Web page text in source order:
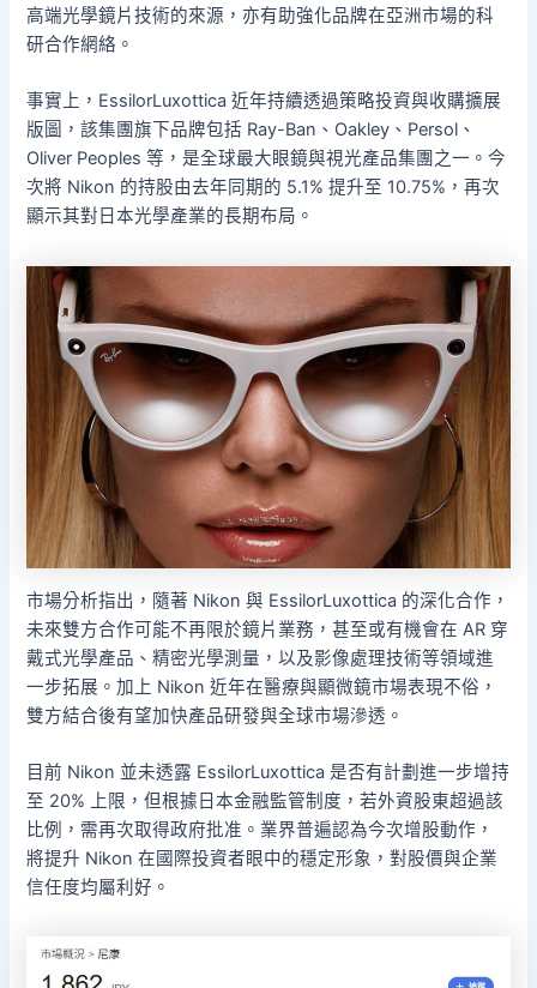
高端光學鏡片技術的來源，亦有助強化品牌在亞洲市場的科
研合作網絡。
事實上，EssilorLuxottica 近年持續透過策略投資與收購擴展
版圖，該集團旗下品牌包括 Ray-Ban、Oakley、Persol、
Oliver Peoples 等，是全球最大眼鏡與視光產品集團之一。今
次將 Nikon 的持股由去年同期的 5.1% 提升至 10.75%，再次
顯示其對日本光學產業的長期布局。
市場分析指出，隨著 Nikon 與 EssilorLuxottica 的深化合作，
未來雙方合作可能不再限於鏡片業務，甚至或有機會在 AR 穿
戴式光學產品、精密光學測量，以及影像處理技術等領域進
一步拓展。加上 Nikon 近年在醫療與顯微鏡市場表現不俗，
雙方結合後有望加快產品研發與全球市場滲透。
目前 Nikon 並未透露 EssilorLuxottica 是否有計劃進一步增持
至 20% 上限，但根據日本金融監管制度，若外資股東超過該
比例，需再次取得政府批准。業界普遍認為今次增股動作，
將提升 Nikon 在國際投資者眼中的穩定形象，對股價與企業
信任度均屬利好。